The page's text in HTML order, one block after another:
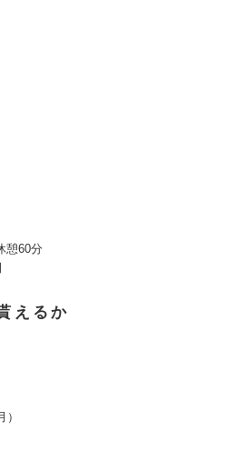
憩60分
えるか